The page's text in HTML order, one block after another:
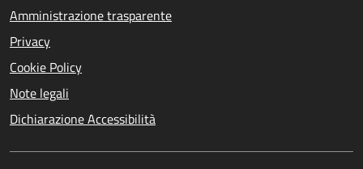
Amministrazione trasparente
Privacy
Cookie Policy
Note legali
Dichiarazione Accessibilità